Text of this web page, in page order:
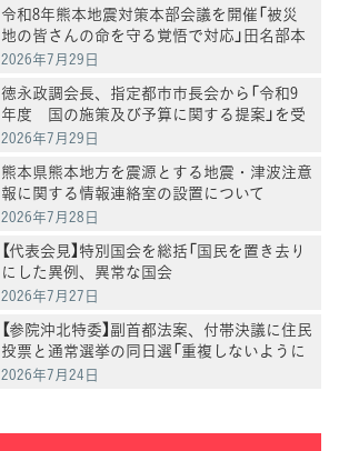
令和8年熊本地震対策本部会議を開催「被災
地の皆さんの命を守る覚悟で対応」田名部本
部長
2026年7月29日
徳永政調会長、指定都市市長会から「令和9
年度 国の施策及び予算に関する提案」を受
け、意見交換
2026年7月29日
熊本県熊本地方を震源とする地震・津波注意
報に関する情報連絡室の設置について
2026年7月28日
【代表会見】特別国会を総括「国民を置き去り
にした異例、異常な国会
2026年7月27日
【参院沖北特委】副首都法案、付帯決議に住民
投票と通常選挙の同日選「重複しないように
調整する」盛り込む
2026年7月24日